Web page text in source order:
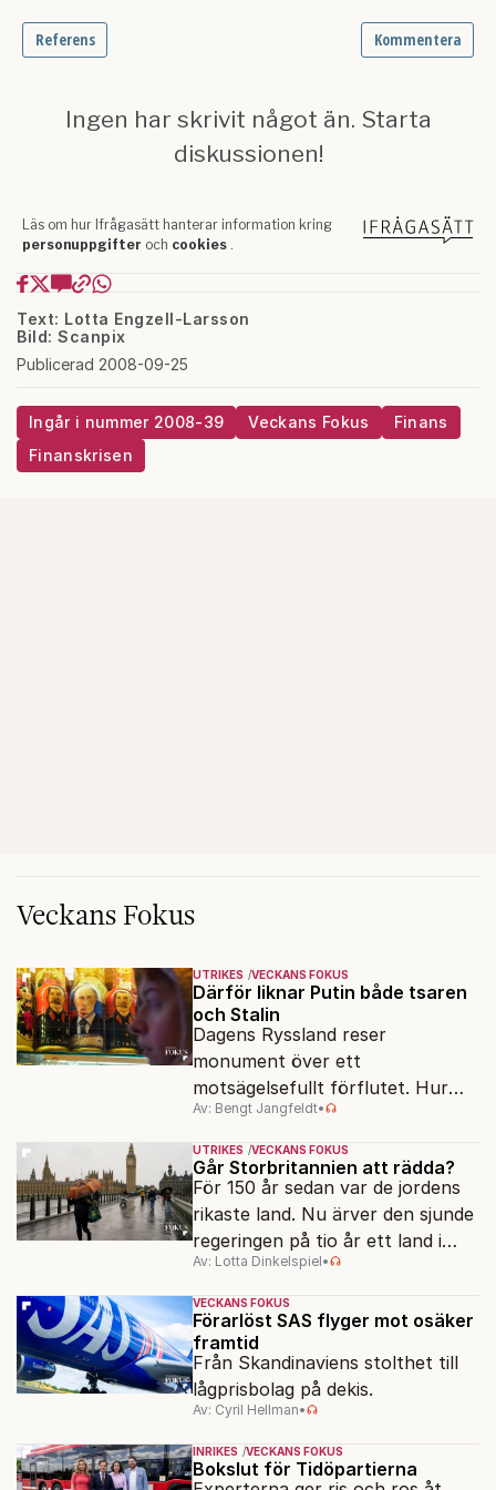
Text: Lotta Engzell-Larsson
Bild: Scanpix
Publicerad 2008-09-25
Ingår i nummer 2008-39 Veckans Fokus
Finans
Finanskrisen
Veckans Fokus
UTRIKES VECKANS FOKUS
Därför liknar Putin både tsaren
och Stalin
Dagens Ryssland reser
monument över ett
motsägelsefullt förflutet. Hur
kunde två revolutioner förändra
hela samhället – utan att rubba
den ryska statsidén?
Av: Bengt Jangfeldt•
UTRIKES VECKANS FOKUS
Går Storbritannien att rädda?
För 150 år sedan var de jordens
rikaste land. Nu ärver den sjunde
regeringen på tio år ett land i
politiskt och ekonomiskt kaos.
Av: Lotta Dinkelspiel•
VECKANS FOKUS
Förarlöst SAS flyger mot osäker
framtid
Från Skandinaviens stolthet till
lågprisbolag på dekis.
Av: Cyril Hellman•
INRIKES VECKANS FOKUS
Bokslut för Tidöpartierna